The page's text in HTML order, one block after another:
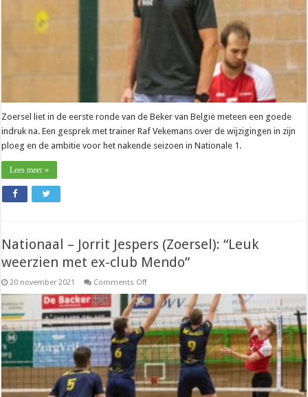
Zoersel liet in de eerste ronde van de Beker van België meteen een goede
indruk na. Een gesprek met trainer Raf Vekemans over de wijzigingen in zijn
ploeg en de ambitie voor het nakende seizoen in Nationale 1.
Lees meer »
Nationaal – Jorrit Jespers (Zoersel): “Leuk
weerzien met ex-club Mendo”
20 november 2021 Comments Offon
–
Jorrit
Jespers
(Zoersel):
“Leuk
weerzien
met
ex-
Mendo”